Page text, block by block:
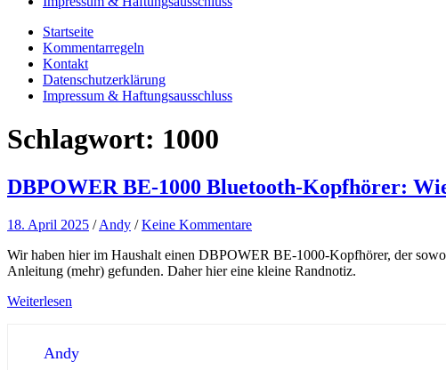
Startseite
Kommentarregeln
Kontakt
Datenschutzerklärung
Impressum & Haftungsausschluss
Schlagwort: 1000
DBPOWER BE-1000 Bluetooth-Kopfhörer:
18. April 2025 /Andy /Keine Kommentare
Wir haben hier im Haushalt einen DBPOWER BE-1000-Kopfhörer, der
Anleitung (mehr) gefunden. Daher hier eine kleine Randnotiz.
Weiterlesen
Andy